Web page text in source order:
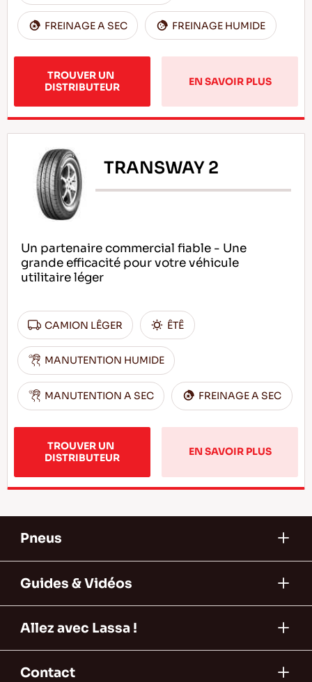
FREINAGE A SEC FREINAGE HUMIDE
TROUVER UN
DISTRIBUTEUR
EN SAVOIR PLUS
TRANSWAY 2
Un partenaire commercial fiable - Une
grande efficacité pour votre véhicule
utilitaire léger
CAMION LÊGER ÊTÊ
MANUTENTION HUMIDE
MANUTENTION A SEC FREINAGE A SEC
TROUVER UN
DISTRIBUTEUR
EN SAVOIR PLUS
Pneus
Guides & Vidéos
Allez avec Lassa !
Contact